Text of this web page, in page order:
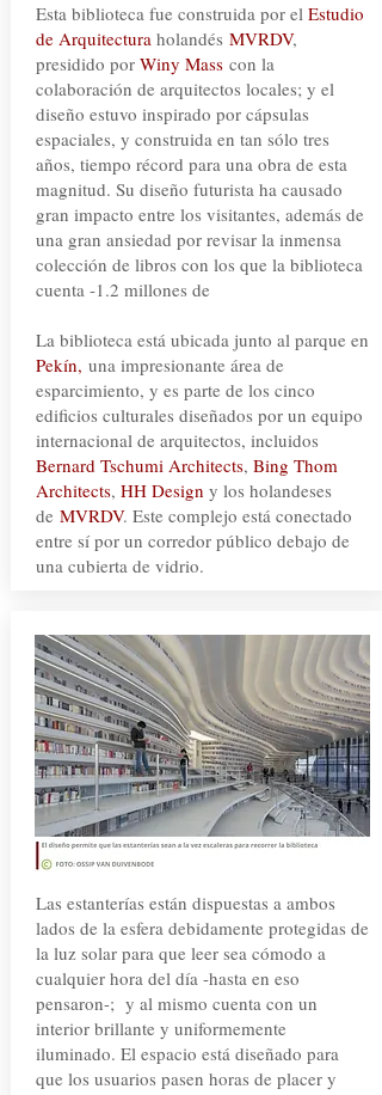
Esta biblioteca fue construida por el Estudio
de Arquitecturaholandés MVRDV,
presidido por Winy Masscon la
colaboración de arquitectos locales; y el
diseño estuvo inspirado por cápsulas
espaciales, y construida en tan sólo tres
años, tiempo récord para una obra de esta
magnitud. Su diseño futurista ha causado
gran impacto entre los visitantes, además de
una gran ansiedad por revisar la inmensa
colección de libros con los que la biblioteca
cuenta -1.2 millones de
La biblioteca está ubicada junto al parque en
Pekín, una impresionante área de
esparcimiento, y es parte de los cinco
edificios culturales diseñados por un equipo
internacional de arquitectos, incluidos
Bernard Tschumi Architects, Bing Thom
Architects, HH Design y los holandeses
de MVRDV. Este complejo está conectado
entre sí por un corredor público debajo de
una cubierta de vidrio.
Las estanterías están dispuestas a ambos
lados de la esfera debidamente protegidas de
la luz solar para que leer sea cómodo a
cualquier hora del día -hasta en eso
pensaron-; y al mismo cuenta con un
interior brillante y uniformemente
iluminado. El espacio está diseñado para
que los usuarios pasen horas de placer y